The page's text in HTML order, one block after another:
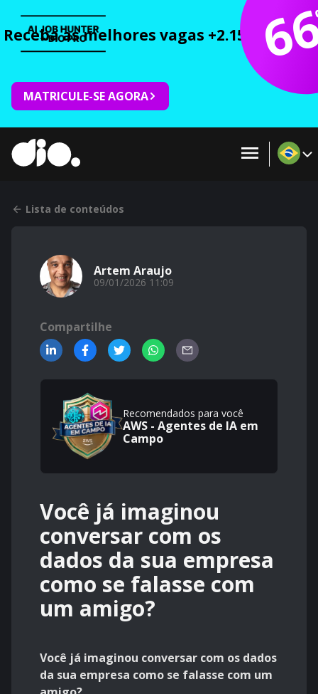
Receba as melhores vagas +2.150 cursos
MATRICULE-SE AGORA
Lista de conteúdos
Artem Araujo
09/01/2026 11:09
Compartilhe
Recomendados para você
AWS - Agentes de IA em
Campo
Você já imaginou
conversar com os
dados da sua empresa
como se falasse com
um amigo?
Você já imaginou conversar com os dados
da sua empresa como se falasse com um